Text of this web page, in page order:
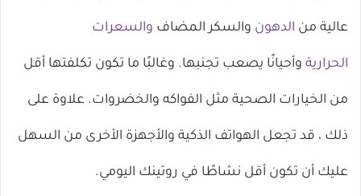
عالية من الدهون والسكر المضاف والسعرات
الحرارية وأحيانًا يصعب تجنبها. وغالبًا ما تكون تكلفتها أقل
من الخيارات الصحية مثل الفواكه والخضروات. علاوة على
ذلك ، قد تجعل الهواتف الذكية والأجهزة الأخرى من السهل
عليك أن تكون أقل نشاطًا في روتينك اليومي.